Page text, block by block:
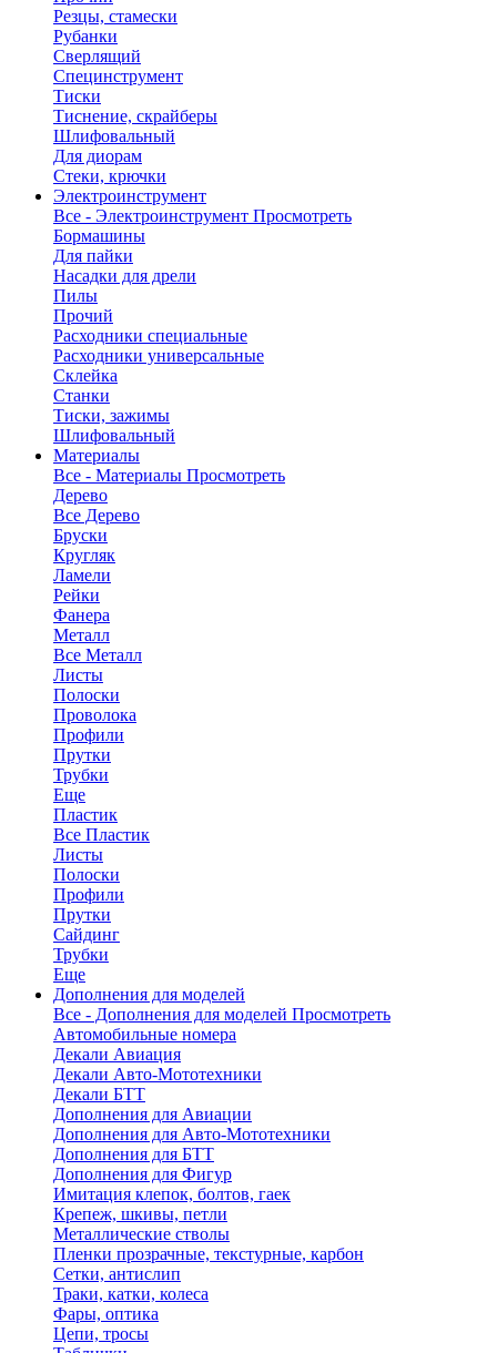
Резцы, стамески
Рубанки
Сверлящий
Специнструмент
Тиски
Тиснение, скрайберы
Шлифовальный
Для диорам
Стеки, крючки
Электроинструмент
Все - Электроинструмент Просмотреть
Бормашины
Для пайки
Насадки для дрели
Пилы
Прочий
Расходники специальные
Расходники универсальные
Склейка
Станки
Тиски, зажимы
Шлифовальный
Материалы
Все - Материалы Просмотреть
Дерево
Все Дерево
Бруски
Кругляк
Ламели
Рейки
Фанера
Металл
Все Металл
Листы
Полоски
Проволока
Профили
Прутки
Трубки
Еще
Пластик
Все Пластик
Листы
Полоски
Профили
Прутки
Сайдинг
Трубки
Еще
Дополнения для моделей
Все - Дополнения для моделей Просмотреть
Автомобильные номера
Декали Авиация
Декали Авто-Мототехники
Декали БТТ
Дополнения для Авиации
Дополнения для Авто-Мототехники
Дополнения для БТТ
Дополнения для Фигур
Имитация клепок, болтов, гаек
Крепеж, шкивы, петли
Металлические стволы
Пленки прозрачные, текстурные, карбон
Сетки, антислип
Траки, катки, колеса
Фары, оптика
Цепи, тросы